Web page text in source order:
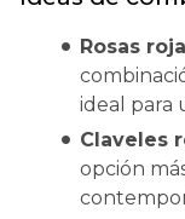
Rosas
ideal para
Claveles
opción